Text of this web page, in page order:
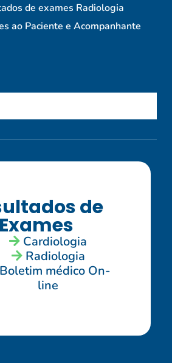
de exames Radiologia
ao Paciente e Acompanhante
de
Exames
Cardiologia
Radiologia
Boletim médico On-
line